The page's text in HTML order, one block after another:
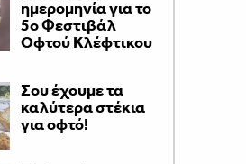
ημερομηνία για το
5ο Φεστιβάλ
Οφτού Κλέφτικου
Σου έχουμε τα
καλύτερα στέκια
για οφτό!